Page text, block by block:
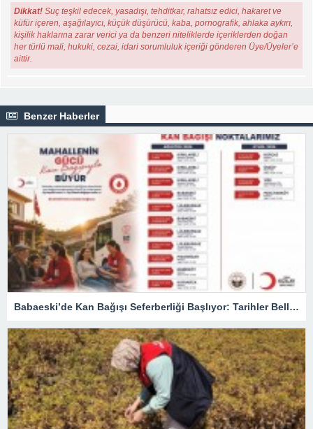
Dikkat! Suç teşkil edecek, yasadışı, tehditkar, rahatsız edici, hakaret ve
küfür içeren, aşağılayıcı, küçük düşürücü, kaba, pornografik, ahlaka aykırı,
kişilik haklarına zarar verici ya da benzeri niteliklerde içeriklerden doğan
her türlü mali, hukuki, cezai, idari sorumluluk içeriği gönderen Üye/Üyeler’e
aittir.
Benzer Haberler
Babaeski’de Kan Bağışı Seferberliği Başlıyor: Tarihler Belli Oldu